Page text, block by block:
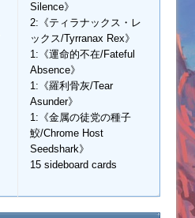
Silence》
2:《ティラナックス・レ
ックス/Tyrranax Rex》
1:《運命的不在/Fateful
Absence》
1:《羅利骨灰/Tear
Asunder》
1:《金属の徒党の種子
鮫/Chrome Host
Seedshark》
15 sideboard cards